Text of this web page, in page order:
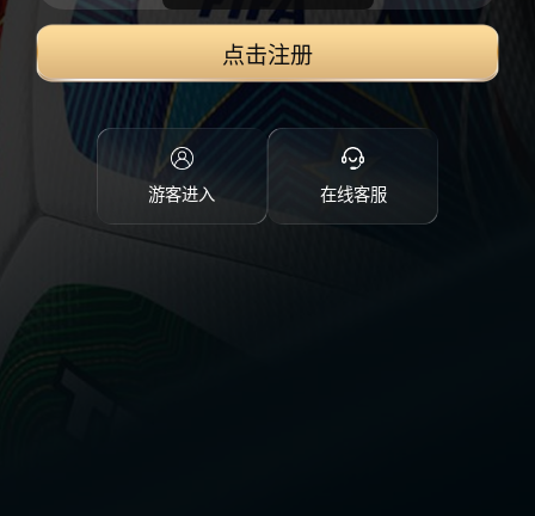
点击注册
游客进入 在线客服